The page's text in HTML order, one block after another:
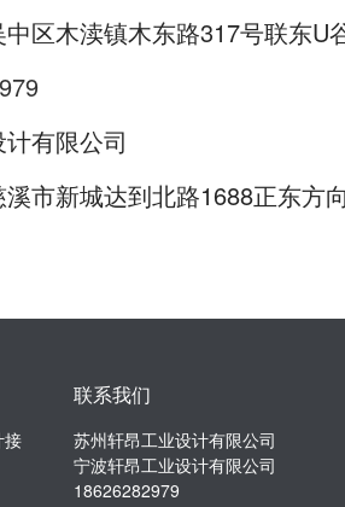
区木渎镇木东路317号联东U
有限公司
市新城达到北路1688正东方
接
联系我们
苏州轩昂工业设计有限公司
宁波轩昂工业设计有限公司
18626282979